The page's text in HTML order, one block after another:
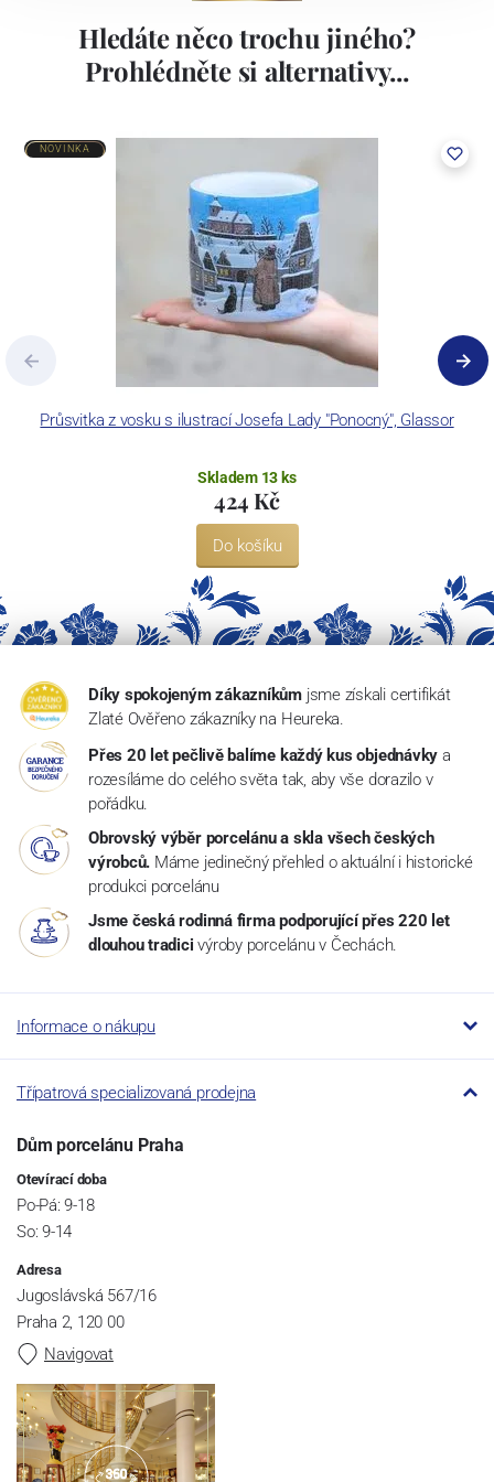
Hledáte něco trochu jiného?
Prohlédněte si alternativy...
Průsvitka z vosku s ilustrací Josefa Lady "Ponocný", Glassor
NOVINKA
Skladem 13 ks
424 Kč
Do košíku
Díky spokojeným zákazníkům jsme získali certifikát
Zlaté Ověřeno zákazníky na Heureka.
Přes 20 let pečlivě balíme každý kus objednávky a
rozesíláme do celého světa tak, aby vše dorazilo v
pořádku.
Obrovský výběr porcelánu a skla všech českých
výrobců. Máme jedinečný přehled o aktuální i historické
produkci porcelánu
Jsme česká rodinná firma podporující přes 220 let
dlouhou tradici výroby porcelánu v Čechách.
Informace o nákupu
Třípatrová specializovaná prodejna
Dům porcelánu Praha
Otevírací doba
Po-Pá: 9-18
So: 9-14
Adresa
Jugoslávská 567/16
Praha 2, 120 00
Navigovat